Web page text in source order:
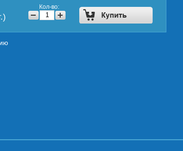
Кол-во: